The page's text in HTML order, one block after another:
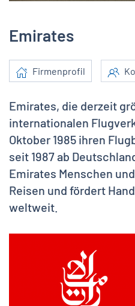
Emirates
Firmenprofil
Emirates, die derzeit
internationalen
Oktober 1985 ihren
seit 1987 ab
Emirates Menschen
Reisen und fördert
weltweit.